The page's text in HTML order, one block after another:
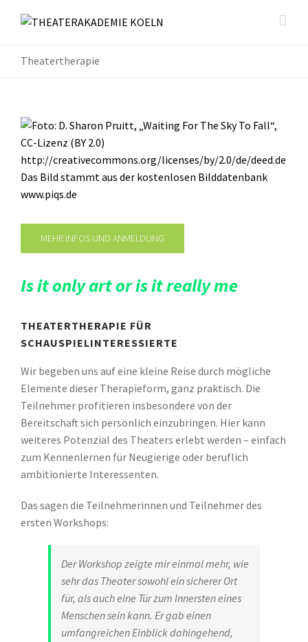
Theatertherapie
MEHR INFOS UND ANMELDUNG
Is it only art or is it really me
THEATERTHERAPIE FÜR
SCHAUSPIELINTERESSIERTE
Wir begeben uns auf eine kleine Reise durch mögliche
Elemente dieser Therapieform, ganz praktisch. Die
Teilnehmer profitieren insbesondere von der
Bereitschaft sich persönlich einzubringen. Hier kann
weiteres Potenzial des Theaters erlebt werden – einfach
zum Kennenlernen für Neugierige oder beruflich
ambitionierte Interessenten.
Das sagen die Teilnehmerinnen und Teilnehmer des
ersten Workshops:
Der Workshop zeigte mir einmal mehr, wie
sehr das Theater sowohl ein sicherer Ort
für, als auch eine Tür zum Innersten eines
Menschen sein kann. Er gab einen
umfangreichen Einblick dahingehend,